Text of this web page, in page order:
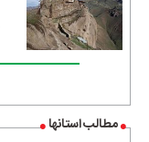
مطالب استانها